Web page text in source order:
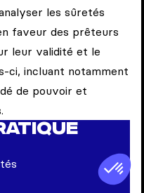
les sûretés
faveur des prêteurs
leur validité et le
ci, incluant notamment
de pouvoir et